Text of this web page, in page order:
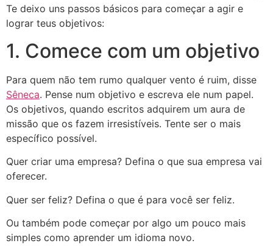
Te deixo uns passos básicos para começar a agir e
lograr teus objetivos:
1. Comece com um objetivo
Para quem não tem rumo qualquer vento é ruim, disse
Sêneca. Pense num objetivo e escreva ele num papel.
Os objetivos, quando escritos adquirem um aura de
missão que os fazem irresistíveis. Tente ser o mais
específico possível.
Quer criar uma empresa? Defina o que sua empresa vai
oferecer.
Quer ser feliz? Defina o que é para você ser feliz.
Ou também pode começar por algo um pouco mais
simples como aprender um idioma novo.